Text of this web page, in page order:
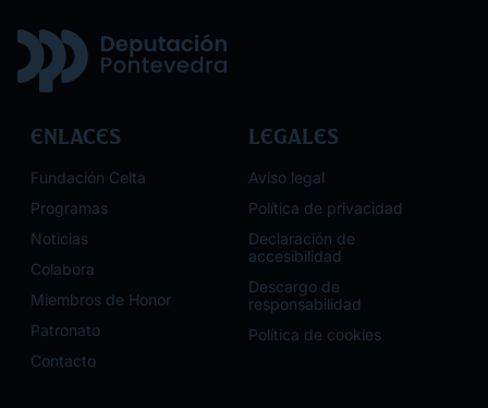
Enlaces
Fundación Celta
Programas
Noticias
Colabora
Miembros de Honor
Patronato
Contacto
Legales
Aviso legal
Política de privacidad
Declaración de
accesibilidad
Descargo de
responsabilidad
Política de cookies